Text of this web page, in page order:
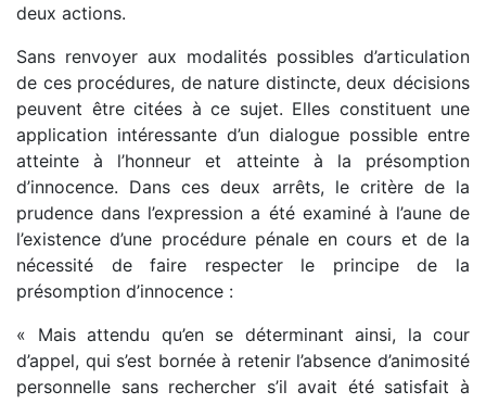
deux actions.
Sans renvoyer aux modalités possibles d’articulation
de ces procédures, de nature distincte, deux décisions
peuvent être citées à ce sujet. Elles constituent une
application intéressante d’un dialogue possible entre
atteinte à l’honneur et atteinte à la présomption
d’innocence. Dans ces deux arrêts, le critère de la
prudence dans l’expression a été examiné à l’aune de
l’existence d’une procédure pénale en cours et de la
nécessité de faire respecter le principe de la
présomption d’innocence :
« Mais attendu qu’en se déterminant ainsi, la cour
d’appel, qui s’est bornée à retenir l’absence d’animosité
personnelle sans rechercher s’il avait été satisfait à